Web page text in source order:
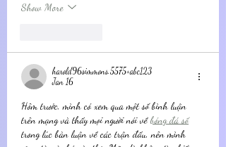
Show More
harold96simmons.5575+abc123
Jan 16
Hôm trước, mình có xem qua một số bình luận
trên mạng và thấy mọi người nói về bóng đá số
trong lúc bàn luận về các trận đấu, nên mình